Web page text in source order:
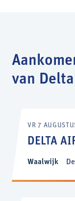
van
VR 7
DELTA
Waalwijk